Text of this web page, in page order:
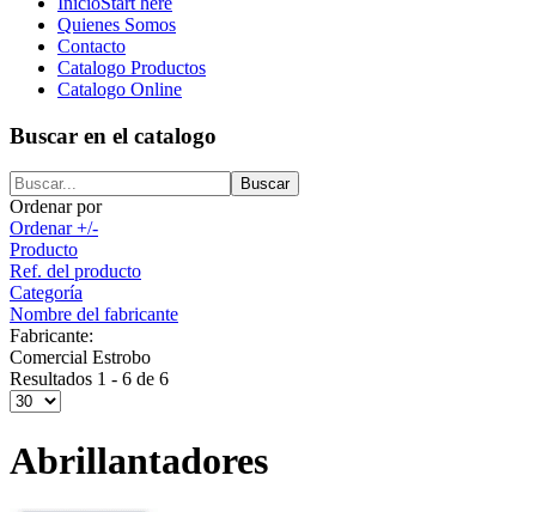
Quienes Somos
Contacto
Catalogo Productos
Catalogo Online
Buscar en el catalogo
Ordenar por
Ordenar +/-
Producto
Ref. del producto
Categoría
Nombre del fabricante
Fabricante:
Comercial Estrobo
Resultados 1 - 6 de 6
Abrillantadores